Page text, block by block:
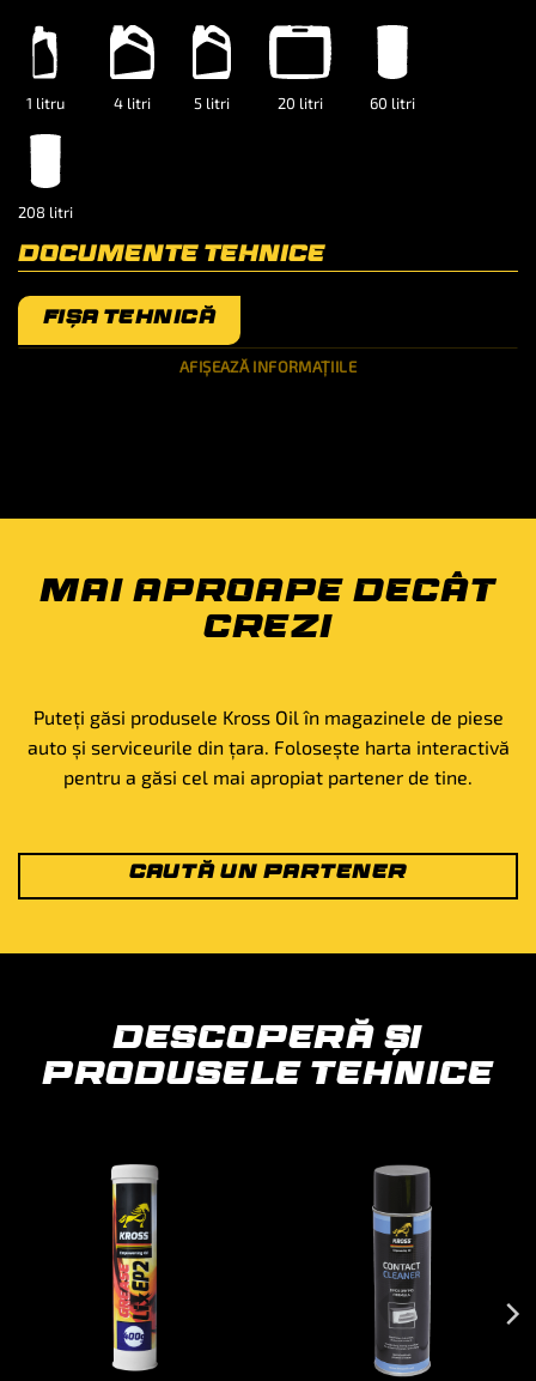
1 litru 4 litri 5 litri 20 litri 60 litri
208 litri
DOCUMENTE TEHNICE
FIȘA TEHNICĂ
AFIȘEAZĂ INFORMAȚIILE
MAI APROAPE DECÂT
CREZI
Puteți găsi produsele Kross Oil în magazinele de piese
auto și serviceurile din țara. Folosește harta interactivă
pentru a găsi cel mai apropiat partener de tine.
CAUTĂ UN PARTENER
DESCOPERĂ ȘI
PRODUSELE TEHNICE